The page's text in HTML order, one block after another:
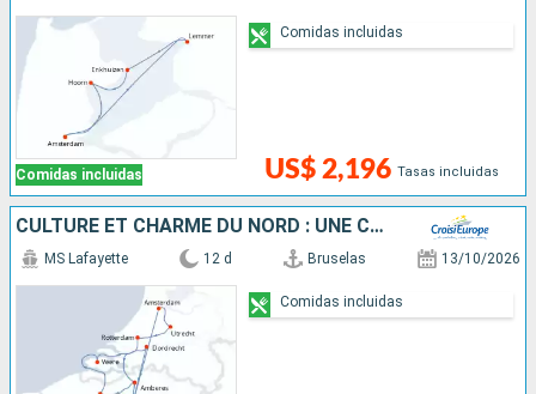
Comidas incluidas US$ 2,196 Tasas incluidas
Comidas incluidas
CULTURE ET CHARME DU NORD : UNE CROISIÈRE ENTRE LES PAYS-BAS ET LA BELGIQUE
MS Lafayette 12 d Bruselas 13/10/2026
Comidas incluidas